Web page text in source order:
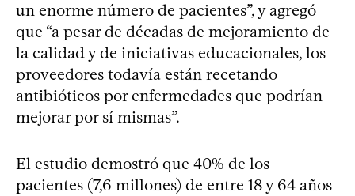
un enorme número de pacientes”, y agregó
que “a pesar de décadas de mejoramiento de
la calidad y de iniciativas educacionales, los
proveedores todavía están recetando
antibióticos por enfermedades que podrían
mejorar por sí mismas”.
El estudio demostró que 40% de los
pacientes (7,6 millones) de entre 18 y 64 años